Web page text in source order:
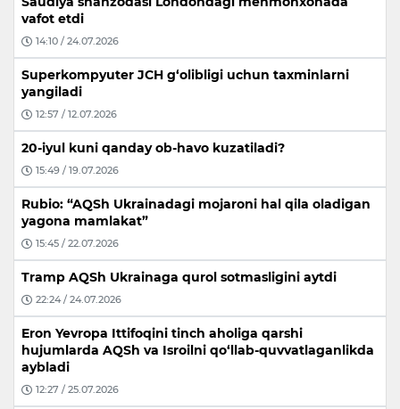
vafot etdi
14:10 / 24.07.2026
Superkompyuter JCH g‘olibligi uchun taxminlarni
yangiladi
12:57 / 12.07.2026
20-iyul kuni qanday ob-havo kuzatiladi?
15:49 / 19.07.2026
Rubio: “AQSh Ukrainadagi mojaroni hal qila oladigan
yagona mamlakat”
15:45 / 22.07.2026
Tramp AQSh Ukrainaga qurol sotmasligini aytdi
22:24 / 24.07.2026
Eron Yevropa Ittifoqini tinch aholiga qarshi
hujumlarda AQSh va Isroilni qo‘llab-quvvatlaganlikda
aybladi
12:27 / 25.07.2026